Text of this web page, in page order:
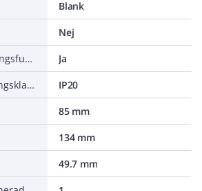
Blank
Nej
Med genomkopplingsfunktion
Ja
Lämplig för kapslingsklass (IP)
IP20
85 mm
134 mm
49.7 mm